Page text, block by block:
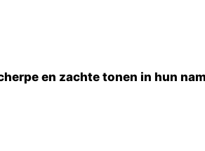
en zachte tonen in hun